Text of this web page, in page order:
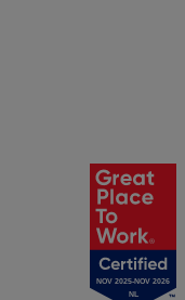
NOV 2025-NOV 2026
NL